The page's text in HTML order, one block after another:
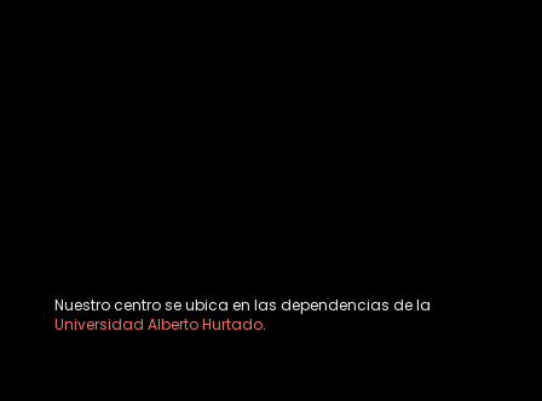
Nuestro centro se ubica en las dependencias de la
Universidad Alberto Hurtado.